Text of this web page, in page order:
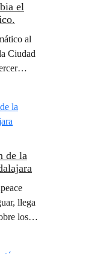
el
al
Ciudad
de la
llega
los
el
estos